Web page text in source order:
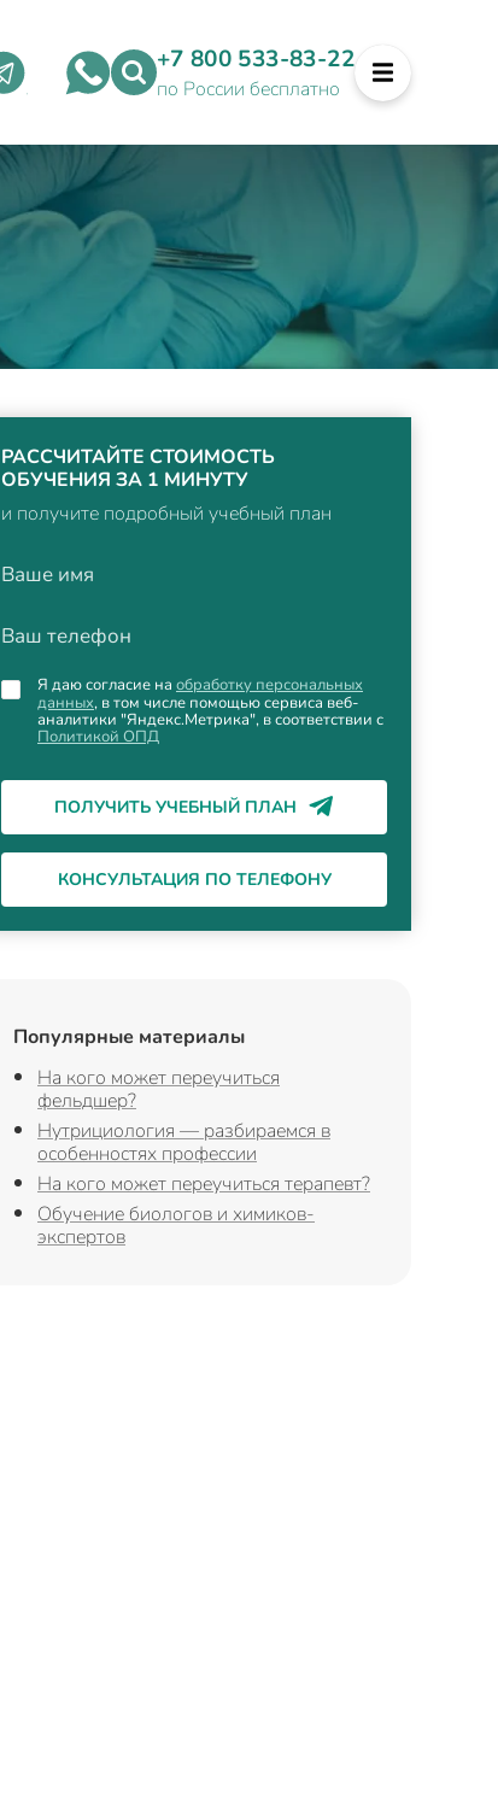
+7 800 533-83-22
по России бесплатно
РАССЧИТАЙТЕ СТОИМОСТЬ
ОБУЧЕНИЯ ЗА 1 МИНУТУ
и получите подробный учебный план
Ваше имя
Ваш телефон
Я даю согласие на обработку персональных
данных, в том числе помощью сервиса веб-
аналитики "Яндекс.Метрика", в соответствии с
Политикой ОПД
ПОЛУЧИТЬ УЧЕБНЫЙ ПЛАН
КОНСУЛЬТАЦИЯ ПО ТЕЛЕФОНУ
Популярные материалы
На кого может переучиться
фельдшер?
Нутрициология — разбираемся в
особенностях профессии
На кого может переучиться терапевт?
Обучение биологов и химиков-
экспертов